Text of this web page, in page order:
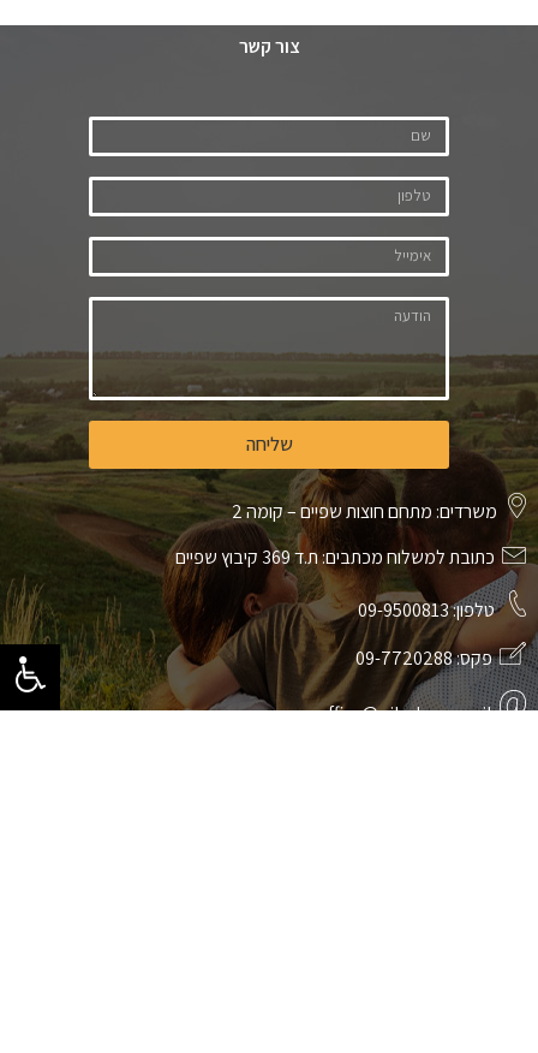
צור קשר
שליחה
משרדים: מתחם חוצות שפיים – קומה 2
כתובת למשלוח מכתבים: ת.ד 369 קיבוץ שפיים
טלפון:09-9500813
פקס:09-7720288
office@giladmay.co.il